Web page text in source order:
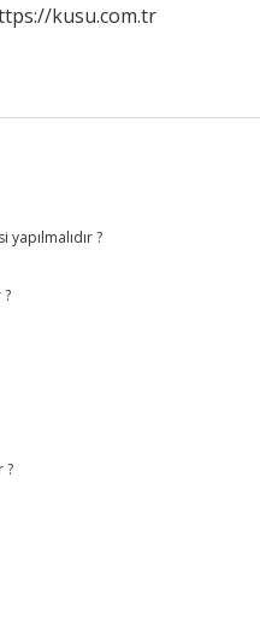
kusu.com.tr
?
?